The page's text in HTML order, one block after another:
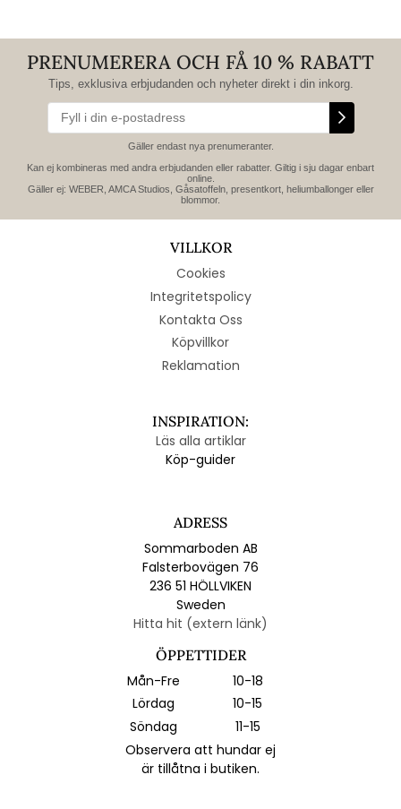
PRENUMERERA OCH FÅ 10 % RABATT
Tips, exklusiva erbjudanden och nyheter direkt i din inkorg.
Gäller endast nya prenumeranter.
Kan ej kombineras med andra erbjudanden eller rabatter. Giltig i sju dagar enbart
online.
Gäller ej: WEBER, AMCA Studios, Gåsatoffeln, presentkort, heliumballonger eller
blommor.
VILLKOR
Cookies
Integritetspolicy
Kontakta Oss
Köpvillkor
Reklamation
INSPIRATION:
Läs alla artiklar
Köp-guider
ADRESS
Sommarboden AB
Falsterbovägen 76
236 51 HÖLLVIKEN
Sweden
Hitta hit (extern länk)
ÖPPETTIDER
Mån-Fre
10-18
Lördag
10-15
Söndag
11-15
Observera att hundar ej
är tillåtna i butiken.